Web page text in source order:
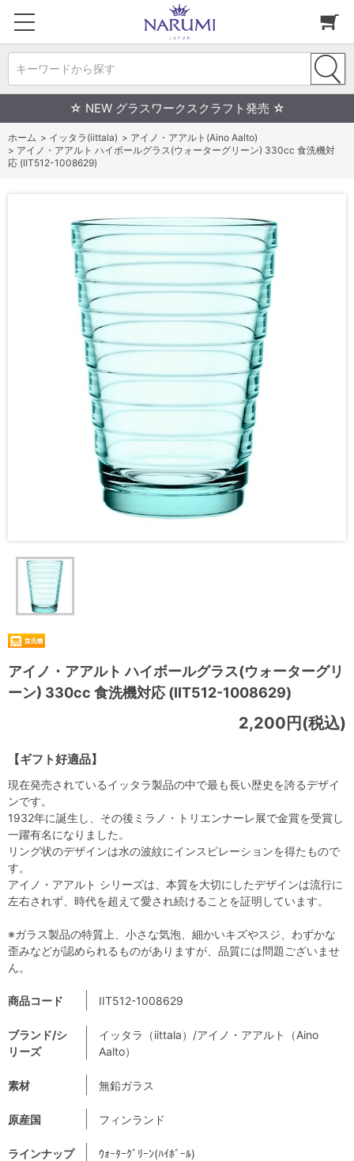
キーワードから探す
☆ NEW グラスワークスクラフト発売 ☆
ホーム > イッタラ(iittala) > アイノ・アアルト(Aino Aalto)
> アイノ・アアルト ハイボールグラス(ウォーターグリーン) 330cc 食洗機対
応 (IIT512-1008629)
アイノ・アアルト ハイボールグラス(ウォーターグリ
ーン) 330cc 食洗機対応 (IIT512-1008629)
【ギフト好適品】
2,200円(税込)
商品コード IIT512-1008629
ブランド/シ
リーズ
イッタラ（iittala）/アイノ・アアルト（Aino
Aalto）
素材 無鉛ガラス
原産国 フィンランド
ラインナップ ｳｫｰﾀｰｸﾞﾘｰﾝ(ﾊｲﾎﾞｰﾙ)
現在発売されているイッタラ製品の中で最も長い歴史を誇るデザイ
ンです。
1932年に誕生し、その後ミラノ・トリエンナーレ展で金賞を受賞し
一躍有名になりました。
リング状のデザインは水の波紋にインスピレーションを得たもので
す。
アイノ・アアルト シリーズは、本質を大切にしたデザインは流行に
左右されず、時代を超えて愛され続けることを証明しています。
※ガラス製品の特質上、小さな気泡、細かいキズやスジ、わずかな
歪みなどが認められるものがありますが、品質には問題ございませ
ん。